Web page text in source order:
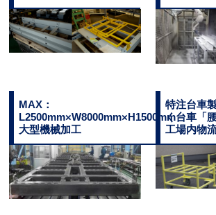
MAX：
L2500mm×W8000mm×H1500mm
大型機械加工
特注台車
く台車「
工場内物